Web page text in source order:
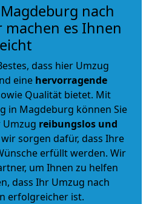
nach
machen es Ihnen
dass hier Umzug
eine hervorragende
Qualität bietet. Mit
in Magdeburg können Sie
Umzug reibungslos und
sorgen dafür, dass Ihre
erfüllt werden. Wir
um Ihnen zu helfen
dass Ihr Umzug nach
erfolgreicher ist.